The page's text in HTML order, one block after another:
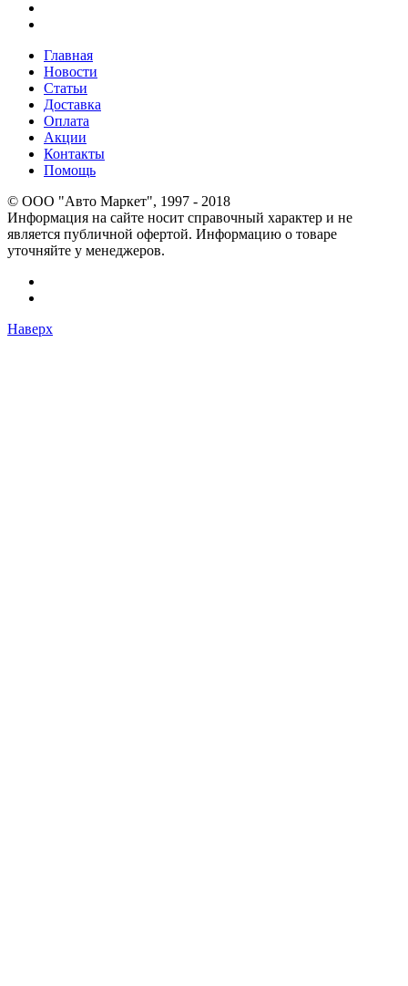
Главная
Новости
Статьи
Доставка
Оплата
Акции
Контакты
Помощь
© OOO "Авто Маркет", 1997 - 2018
Информация на сайте носит справочный характер и не
является публичной офертой. Информацию о товаре
уточняйте у менеджеров.
Наверх